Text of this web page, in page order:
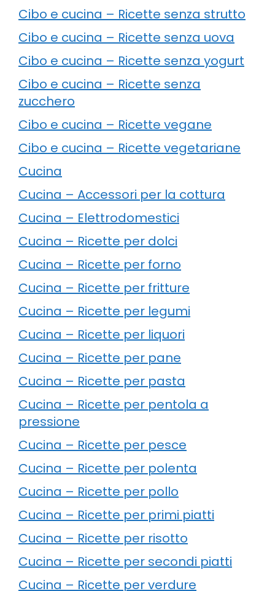
Cibo e cucina – Ricette senza strutto
Cibo e cucina – Ricette senza uova
Cibo e cucina – Ricette senza yogurt
Cibo e cucina – Ricette senza
zucchero
Cibo e cucina – Ricette vegane
Cibo e cucina – Ricette vegetariane
Cucina
Cucina – Accessori per la cottura
Cucina – Elettrodomestici
Cucina – Ricette per dolci
Cucina – Ricette per forno
Cucina – Ricette per fritture
Cucina – Ricette per legumi
Cucina – Ricette per liquori
Cucina – Ricette per pane
Cucina – Ricette per pasta
Cucina – Ricette per pentola a
pressione
Cucina – Ricette per pesce
Cucina – Ricette per polenta
Cucina – Ricette per pollo
Cucina – Ricette per primi piatti
Cucina – Ricette per risotto
Cucina – Ricette per secondi piatti
Cucina – Ricette per verdure